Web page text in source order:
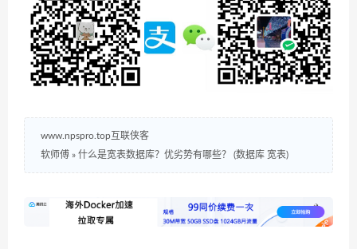
www.npspro.top互联侠客
软师傅 » 什么是宽表数据库？优劣势有哪些？ (数据库 宽表)